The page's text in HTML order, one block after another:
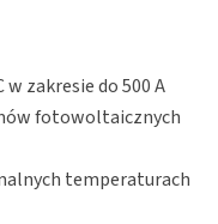
zakresie do 500 A
fotowoltaicznych
temperaturach